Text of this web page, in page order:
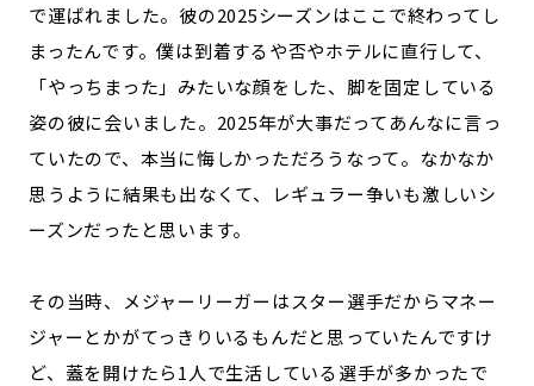
で運ばれました。彼の2025シーズンはここで終わってし
まったんです。僕は到着するや否やホテルに直行して、
「やっちまった」みたいな顔をした、脚を固定している
姿の彼に会いました。2025年が大事だってあんなに言っ
ていたので、本当に悔しかっただろうなって。なかなか
思うように結果も出なくて、レギュラー争いも激しいシ
ーズンだったと思います。
その当時、メジャーリーガーはスター選手だからマネー
ジャーとかがてっきりいるもんだと思っていたんですけ
ど、蓋を開けたら1人で生活している選手が多かったで